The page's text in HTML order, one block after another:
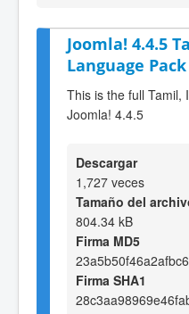
Joomla! 4.4.5
Language
This is the full Tamil,
Joomla! 4.4.5
Descargar
1,727 veces
Tamaño del
804.34 kB
Firma MD5
Firma SHA1